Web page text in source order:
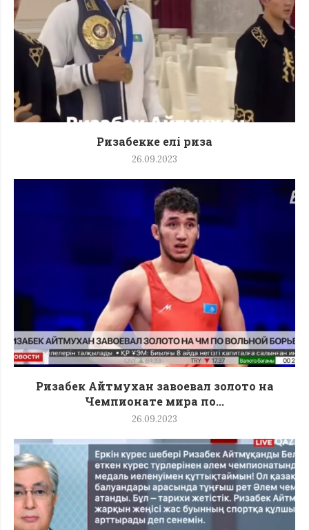
Ризабекке елі риза
26.09.2023
Ризабек Айтмухан завоевал золото на
Чемпионате мира по...
26.09.2023